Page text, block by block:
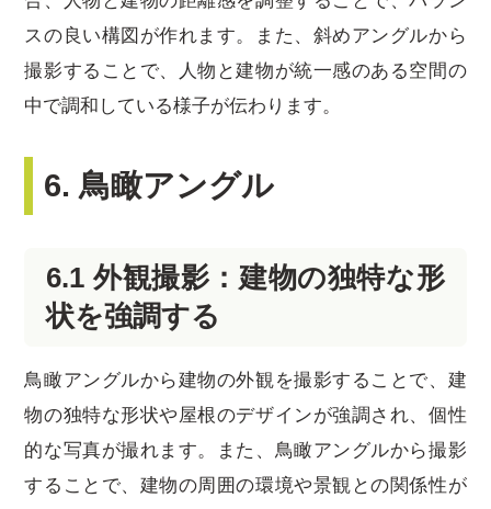
スの良い構図が作れます。また、斜めアングルから
撮影することで、人物と建物が統一感のある空間の
中で調和している様子が伝わります。
6. 鳥瞰アングル
6.1 外観撮影：建物の独特な形
状を強調する
鳥瞰アングルから建物の外観を撮影することで、建
物の独特な形状や屋根のデザインが強調され、個性
的な写真が撮れます。また、鳥瞰アングルから撮影
することで、建物の周囲の環境や景観との関係性が